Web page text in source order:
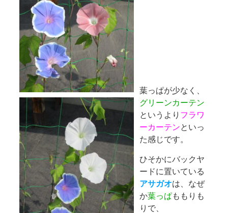
葉っぱが少なく、
グリーンカーテン
というより フラワ
ーカーテンといっ
た感じです。
ひそかにバックヤ
ードに置いている
アサガオは、なぜ
か葉っぱももりも
りで、